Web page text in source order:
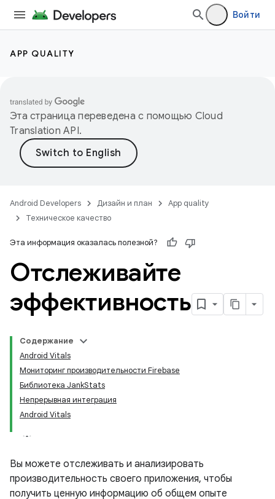
Войти
APP QUALITY
Эта страница переведена с помощью Cloud
Translation API.
Android Developers Дизайн и план
App quality
Техническое качество
Эта информация оказалась полезной?
Отслеживайте
эффективность
Содержание
Android Vitals
Мониторинг производительности Firebase
Библиотека JankStats
Непрерывная интеграция
Android Vitals
Вы можете отслеживать и анализировать
производительность своего приложения, чтобы
получить ценную информацию об общем опыте